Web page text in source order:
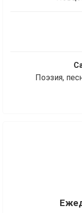
Поэзия,